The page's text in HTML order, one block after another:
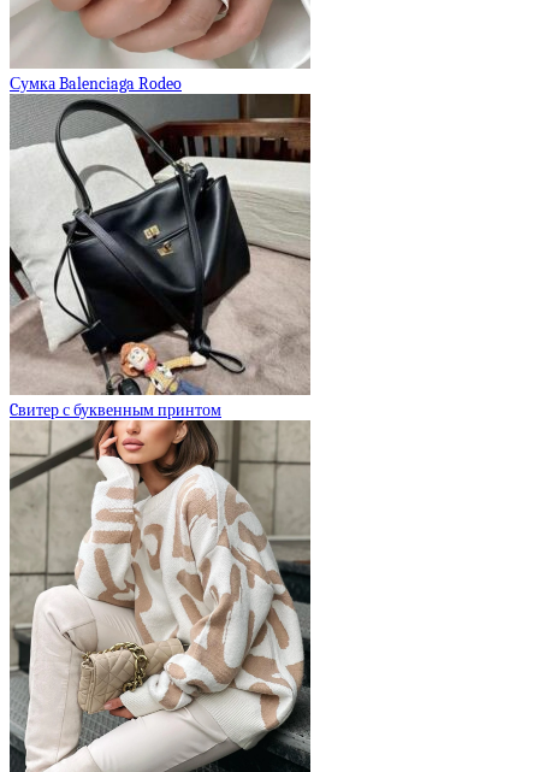
Сумка Balenciaga Rodeo
Cвитер с буквенным принтом